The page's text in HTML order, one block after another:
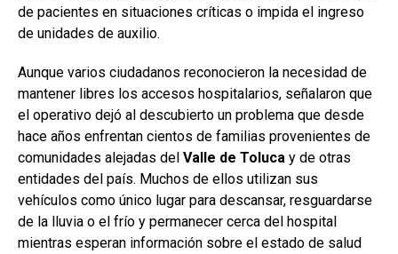
de pacientes en situaciones críticas o impida el ingreso
de unidades de auxilio.
Aunque varios ciudadanos reconocieron la necesidad de
mantener libres los accesos hospitalarios, señalaron que
el operativo dejó al descubierto un problema que desde
hace años enfrentan cientos de familias provenientes de
comunidades alejadas del Valle de Toluca y de otras
entidades del país. Muchos de ellos utilizan sus
vehículos como único lugar para descansar, resguardarse
de la lluvia o el frío y permanecer cerca del hospital
mientras esperan información sobre el estado de salud